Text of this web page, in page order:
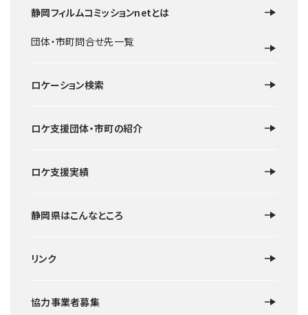
静岡フィルムコミッションnetとは
団体・市町問合せ先一覧
ロケーション検索
ロケ支援団体・市町の紹介
ロケ支援実績
静岡県はこんなところ
リンク
協力事業者募集
公園 榛原郡吉田町
静岡県営 吉田公園